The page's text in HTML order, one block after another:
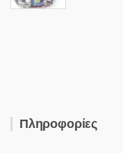
Πληροφορίες